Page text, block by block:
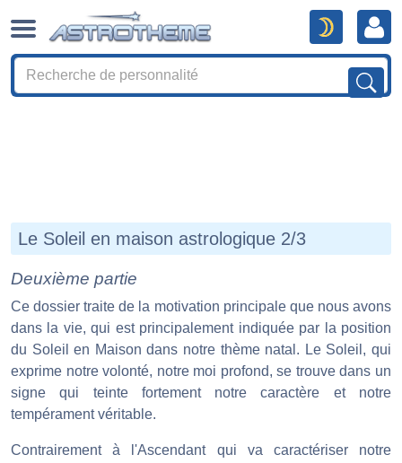
Le Soleil en maison astrologique 2/3
Deuxième partie
Ce dossier traite de la motivation principale que nous avons
dans la vie, qui est principalement indiquée par la position
du Soleil en Maison dans notre thème natal. Le Soleil, qui
exprime notre volonté, notre moi profond, se trouve dans un
signe qui teinte fortement notre caractère et notre
tempérament véritable.
Contrairement à l'Ascendant qui va caractériser notre